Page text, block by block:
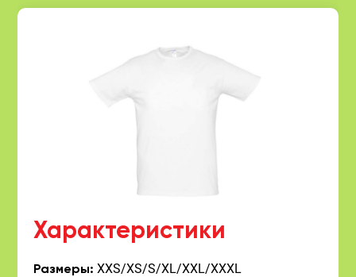
Характеристики
Размеры:XXS/XS/S/XL/XXL/XXXL